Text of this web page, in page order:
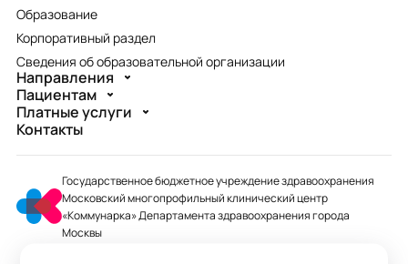
Образование
Корпоративный раздел
Сведения об образовательной организации
Направления
Пациентам
Платные услуги
Контакты
Государственное бюджетное учреждение здравоохранения
Московский многопрофильный клинический центр
«Коммунарка» Департамента здравоохранения города
Москвы